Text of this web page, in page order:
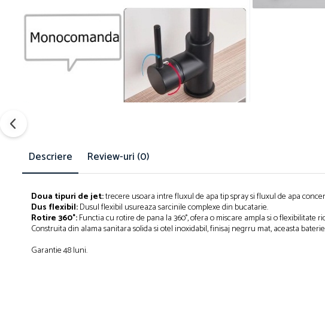
Descriere Review-uri (0)
Doua tipuri de jet:trecere usoara intre fluxul de apa tip spray si fluxul de apa
Dus flexibil:Dusul flexibil usureaza sarcinile complexe din bucatarie.
Rotire 360°:Functia cu rotire de pana la 360°, ofera o miscare ampla si o flexibilitate
Construita din alama sanitara solida si otel inoxidabil, finisaj negrru mat, aceasta
Garantie 48 luni.